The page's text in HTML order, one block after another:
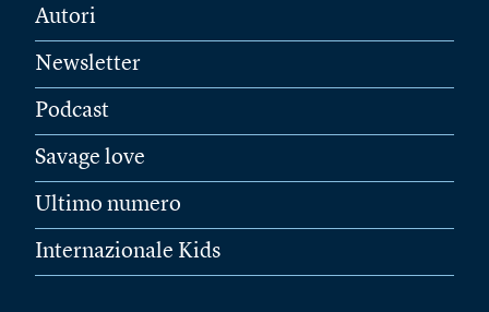
Autori
Newsletter
Podcast
Savage love
Ultimo numero
Internazionale Kids